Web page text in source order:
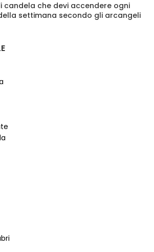
candela che devi accendere ogni
settimana secondo gli arcangeli